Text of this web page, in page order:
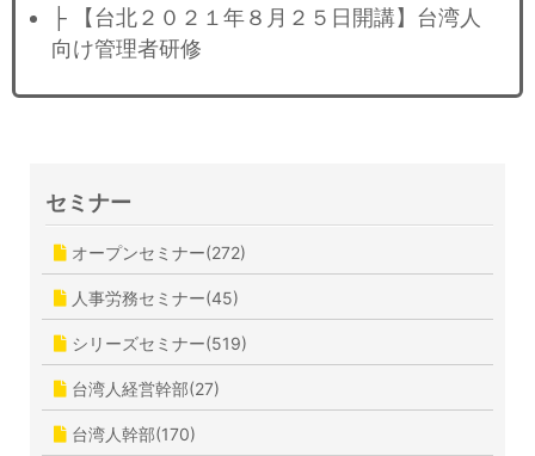
├ 【台北２０２１年８月２５日開講】台湾人
向け管理者研修
セミナー
オープンセミナー(272)
人事労務セミナー(45)
シリーズセミナー(519)
台湾人経営幹部(27)
台湾人幹部(170)